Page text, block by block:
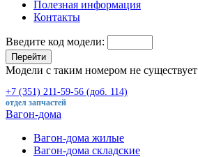
Полезная информация
Контакты
Введите код модели:
Перейти
Модели с таким номером не существует
+7 (351) 211-59-56 (доб. 114)
отдел запчастей
Вагон-дома
Вагон-дома жилые
Вагон-дома складские